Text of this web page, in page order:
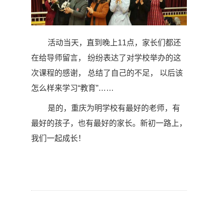
活动当天，直到晚上11点，家长们都还
在给导师留言， 纷纷表达了对学校举办的这
次课程的感谢， 总结了自己的不足， 以后该
怎么样来学习“教育”……
是的，重庆为明学校有最好的老师，有
最好的孩子，也有最好的家长。新初一路上，
我们一起成长！